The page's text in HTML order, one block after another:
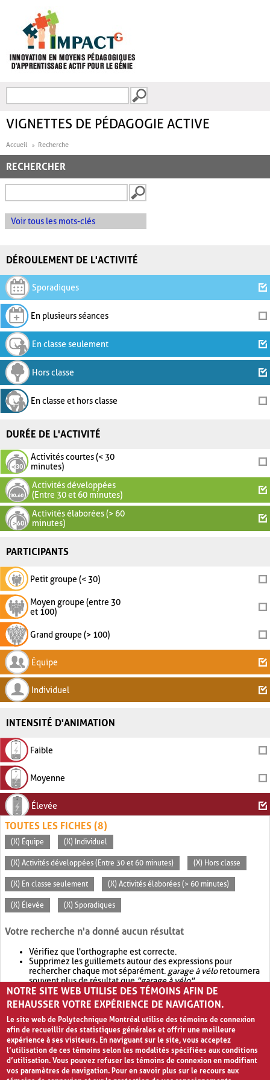
FORMULAIRE DE
VIGNETTES DE PÉDAGOGIE ACTIVE
Accueil Recherche
RECHERCHER
Voir tous les mots-clés
DÉROULEMENT DE L'ACTIVITÉ
Sporadiques
En plusieurs séances
En classe seulement
Hors classe
En classe et hors classe
DURÉE DE L'ACTIVITÉ
Activités courtes (< 30
minutes)
Activités développées
(Entre 30 et 60 minutes)
Activités élaborées (> 60
minutes)
PARTICIPANTS
Petit groupe (< 30)
Moyen groupe (entre 30
et 100)
Grand groupe (> 100)
Équipe
Individuel
INTENSITÉ D'ANIMATION
Faible
Moyenne
Élevée
TOUTES LES FICHES (8)
(X) Équipe (X) Individuel
(X) Activités développées (Entre 30 et 60 minutes) (X) Hors classe
(X) En classe seulement (X) Activités élaborées (> 60 minutes)
(X) Élevée (X) Sporadiques
Votre recherche n'a donné aucun résultat
Vérifiez que l'orthographe est correcte.
Supprimez les guillemets autour des expressions pour
rechercher chaque mot séparément. garage à véloretournera
souvent plus de résultat que"garage à vélo".
Envisagez d'élargir votre recherche avec OR.garage OR vélo
retournera souvent plus de résultat quegarage à vélo
NOTRE SITE WEB UTILISE DES TÉMOINS AFIN DE
REHAUSSER VOTRE EXPÉRIENCE DE NAVIGATION.
Le site web de Polytechnique Montréal utilise des témoins de connexion
afin de recueillir des statistiques générales et offrir une meilleure
expérience à ses visiteurs. En naviguant sur le site, vous acceptez
l’utilisation de ces témoins selon les modalités spécifiées aux conditions
d’utilisation. Vous pouvez refuser les témoins de connexion en modifiant
vos paramètres de navigation. Pour en savoir plus sur le recours aux